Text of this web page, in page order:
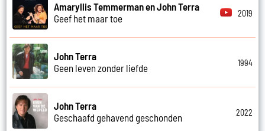
Amaryllis Temmerman en John Terra
Geef het maar toe
2019
John Terra
Geen leven zonder liefde
1994
John Terra
Geschaafd gehavend geschonden
2022